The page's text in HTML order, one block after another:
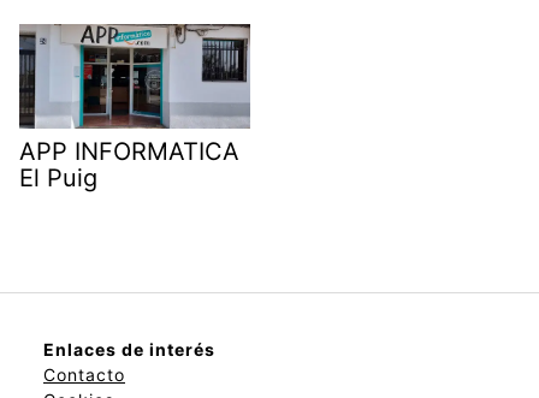
APP INFORMATICA
El Puig
Enlaces de interés
Contacto